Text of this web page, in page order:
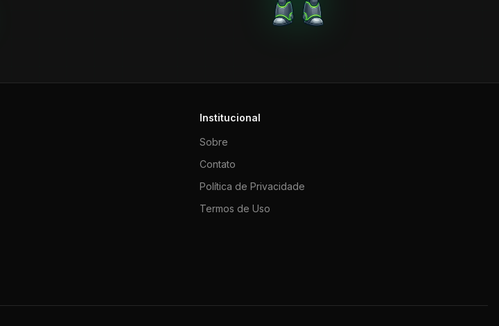
Institucional
Sobre
Contato
Política de Privacidade
Termos de Uso